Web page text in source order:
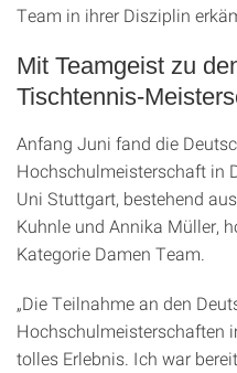
Team in ihrer Disziplin
Mit Teamgeist zu
Tischtennis-
Anfang Juni fand die
Hochschulmeisterschaft in
Uni Stuttgart, bestehend
Kuhnle und Annika Müller,
Kategorie Damen Team.
„Die Teilnahme an den
Hochschulmeisterschaften
tolles Erlebnis. Ich war